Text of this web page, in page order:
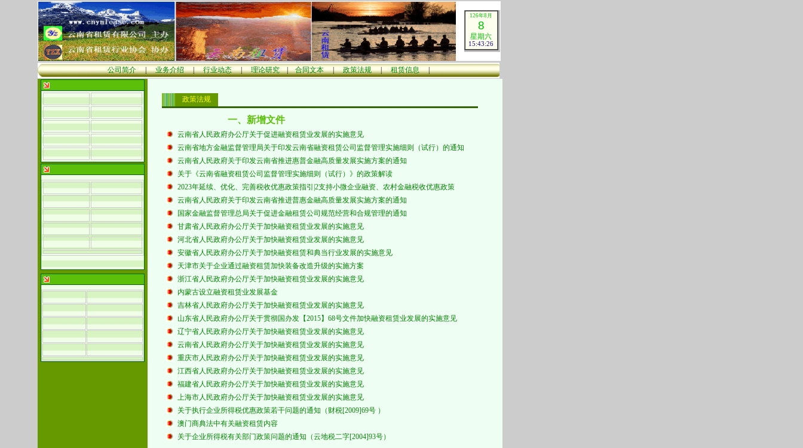
126年8月
8
星期六
15:43:27
公司简介|业务介绍|行业动态|理论研究|合同文本|政策法规|租赁信息|
政策法规
一、新增文件
云南省人民政府办公厅关于促进融资租赁业发展的实施意见
云南省地方金融监督管理局关于印发云南省融资租赁公司监督管理实施细则（试行）的通知
云南省人民政府关于印发云南省推进惠普金融高质量发展实施方案的通知
关于《云南省融资租赁公司监督管理实施细则（试行）》的政策解读
2023年延续、优化、完善税收优惠政策指引|2支持小微企业融资、农村金融税收优惠政策
云南省人民政府关于印发云南省推进普惠金融高质量发展实施方案的通知
国家金融监督管理总局关于促进金融租赁公司规范经营和合规管理的通知
甘肃省人民政府办公厅关于加快融资租赁业发展的实施意见
河北省人民政府办公厅关于加快融资租赁业发展的实施意见
安徽省人民政府办公厅关于加快融资租赁和典当行业发展的实施意见
天津市关于企业通过融资租赁加快装备改造升级的实施方案
浙江省人民政府办公厅关于加快融资租赁业发展的实施意见
内蒙古设立融资租赁业发展基金
吉林省人民政府办公厅关于加快融资租赁业发展的实施意见
山东省人民政府办公厅关于贯彻国办发【2015】68号文件加快融资租赁业发展的实施意见
辽宁省人民政府办公厅关于加快融资租赁业发展的实施意见
云南省人民政府办公厅关于加快融资租赁业发展的实施意见
重庆市人民政府办公厅关于加快融资租赁业发展的实施意见
江西省人民政府办公厅关于加快融资租赁业发展的实施意见
福建省人民政府办公厅关于加快融资租赁业发展的实施意见
上海市人民政府办公厅关于加快融资租赁业发展的实施意见
关于执行企业所得税优惠政策若干问题的通知（财税[2009]69号 ）
澳门商典法中有关融资租赁内容
关于企业所得税有关部门政策问题的通知（云地税二字[2004]93号）